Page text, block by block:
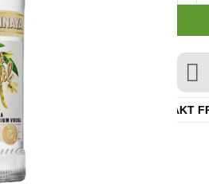
⭐ 4.6 PÅ GOOGLE 🚚 FRAKT